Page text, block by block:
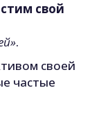
свой
.
своей
частые